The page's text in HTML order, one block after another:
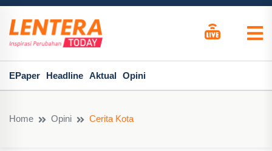
EPaper Headline Aktual Opini
Home Opini Cerita Kota